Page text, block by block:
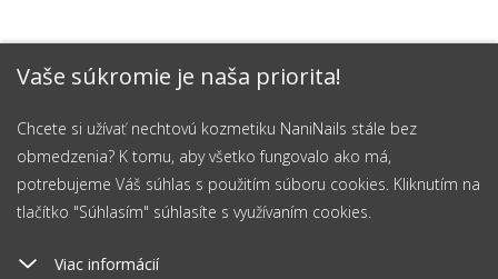
Vaše súkromie je naša priorita!
Chcete si užívať nechtovú kozmetiku NaniNails stále bez
obmedzenia? K tomu, aby všetko fungovalo ako má,
potrebujeme Váš súhlas s použitím súboru cookies. Kliknutím na
tlačítko "Súhlasím" súhlasíte s využívaním cookies.
Viac informácií